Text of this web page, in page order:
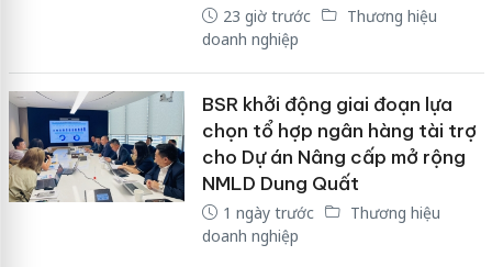
23 giờ trước
Thương hiệu
doanh nghiệp
BSR khởi động giai đoạn lựa
chọn tổ hợp ngân hàng tài trợ
cho Dự án Nâng cấp mở rộng
NMLD Dung Quất
1 ngày trước
Thương hiệu
doanh nghiệp